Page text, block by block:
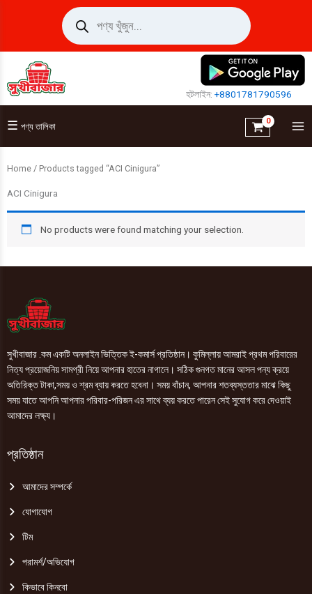
Products
search
হটলাইন:+8801781790596
☰ পণ্য তালিকা
Home / Products tagged “ACI Cinigura”
ACI Cinigura
No products were found matching your selection.
সুখীবাজার .কম একটি অনলাইন ভিত্তিক ই-কমার্স প্রতিষ্ঠান। কুমিল্লায় আমরাই প্রথম পরিবারের
নিত্য প্রয়োজনিয় সামগ্রী নিয়ে আপনার হাতের নাগালে। সঠিক গুনগত মানের আসল পন্য ক্রয়ে
অতিরিক্ত টাকা,সময় ও শ্রম ব্যায় করতে হবেনা। সময় বাঁচান, আপনার শতব্যস্ততার মাঝে কিছু
সময় যাতে আপনি আপনার পরিবার-পরিজন এর সাথে ব্যয় করতে পারেন সেই সুযোগ করে দেওয়াই
আমাদের লক্ষ্য।
প্রতিষ্ঠান
আমাদের সম্পর্কে
যোগাযোগ
টিম
পরামর্শ/অভিযোগ
কিভাবে কিনবো